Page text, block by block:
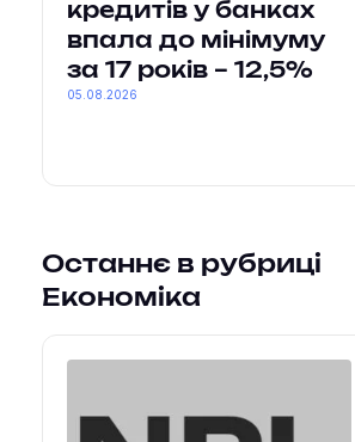
кредитів у банках
впала до мінімуму
за 17 років – 12,5%
05.08.2026
Останнє в рубриці
Економіка